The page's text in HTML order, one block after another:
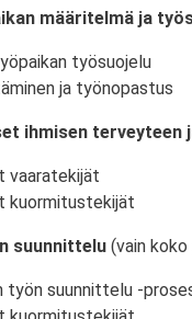
määritelmä ja
työsuojelu
ja työnopastus
ihmisen terveyteen
vaaratekijät
kuormitustekijät
suunnittelu (vain
työn suunnittelu -